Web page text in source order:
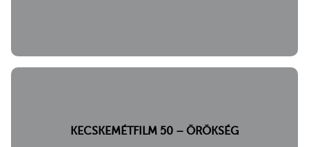
KECSKEMÉTFILM 50 – ÖRÖKSÉG